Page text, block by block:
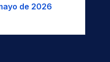
de 2026